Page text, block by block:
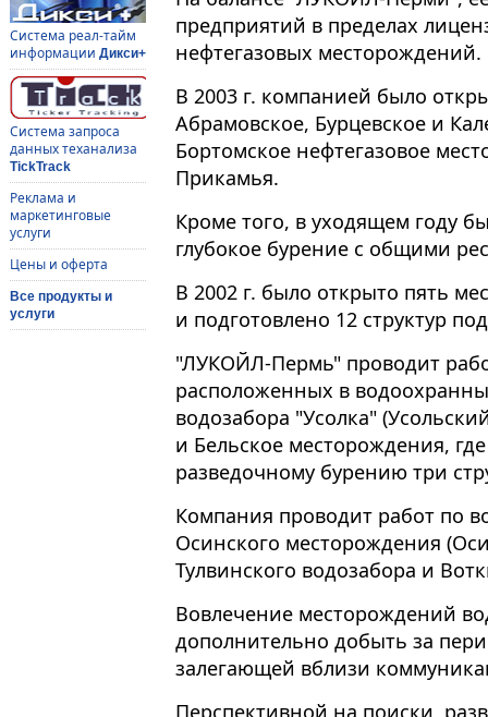
Система реал-тайм
информации Дикси+
Система запроса
данных теханализа
TickTrack
Реклама и
маркетинговые
услуги
Цены и оферта
Все продукты и
услуги
предприятий в пределах
нефтегазовых месторождений.
В 2003 г. компанией было
Абрамовское, Бурцевское и
Бортомское нефтегазовое
Прикамья.
Кроме того, в уходящем году
глубокое бурение с общими
В 2002 г. было открыто пять
и подготовлено 12 структур
"ЛУКОЙЛ-Пермь" проводит
расположенных в
водозабора "Усолка"
и Бельское месторождения,
разведочному бурению три
Компания проводит работ по
Осинского месторождения
Тулвинского водозабора и
Вовлечение месторождений
дополнительно добыть за
залегающей вблизи
Перспективной на поиски,